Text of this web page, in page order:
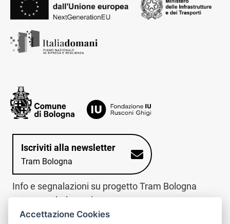
Iscriviti alla newsletter
Tram Bologna
Info e segnalazioni su progetto Tram Bologna
www.trambologna.it
trova infopoint sulla mappa interattiva
telefona al call center
Accettazione Cookies